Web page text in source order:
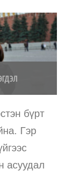
бүрт
Гэр
асуудал